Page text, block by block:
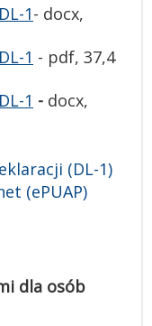
1- docx,
1 - pdf, 37,4
1 - docx,
(DL-1)
(ePUAP)
dla osób